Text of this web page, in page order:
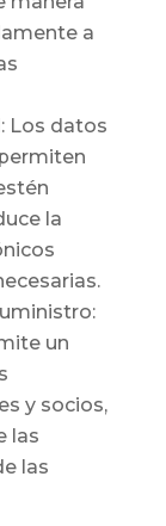
a
Los datos
la
un
y socios,
las
las